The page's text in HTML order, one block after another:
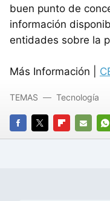
buen punto de
información
entidades sobre la
Más Información |
FACEBOOK
TWITTERFLIPBOARD
E-
TEMAS Tecnología